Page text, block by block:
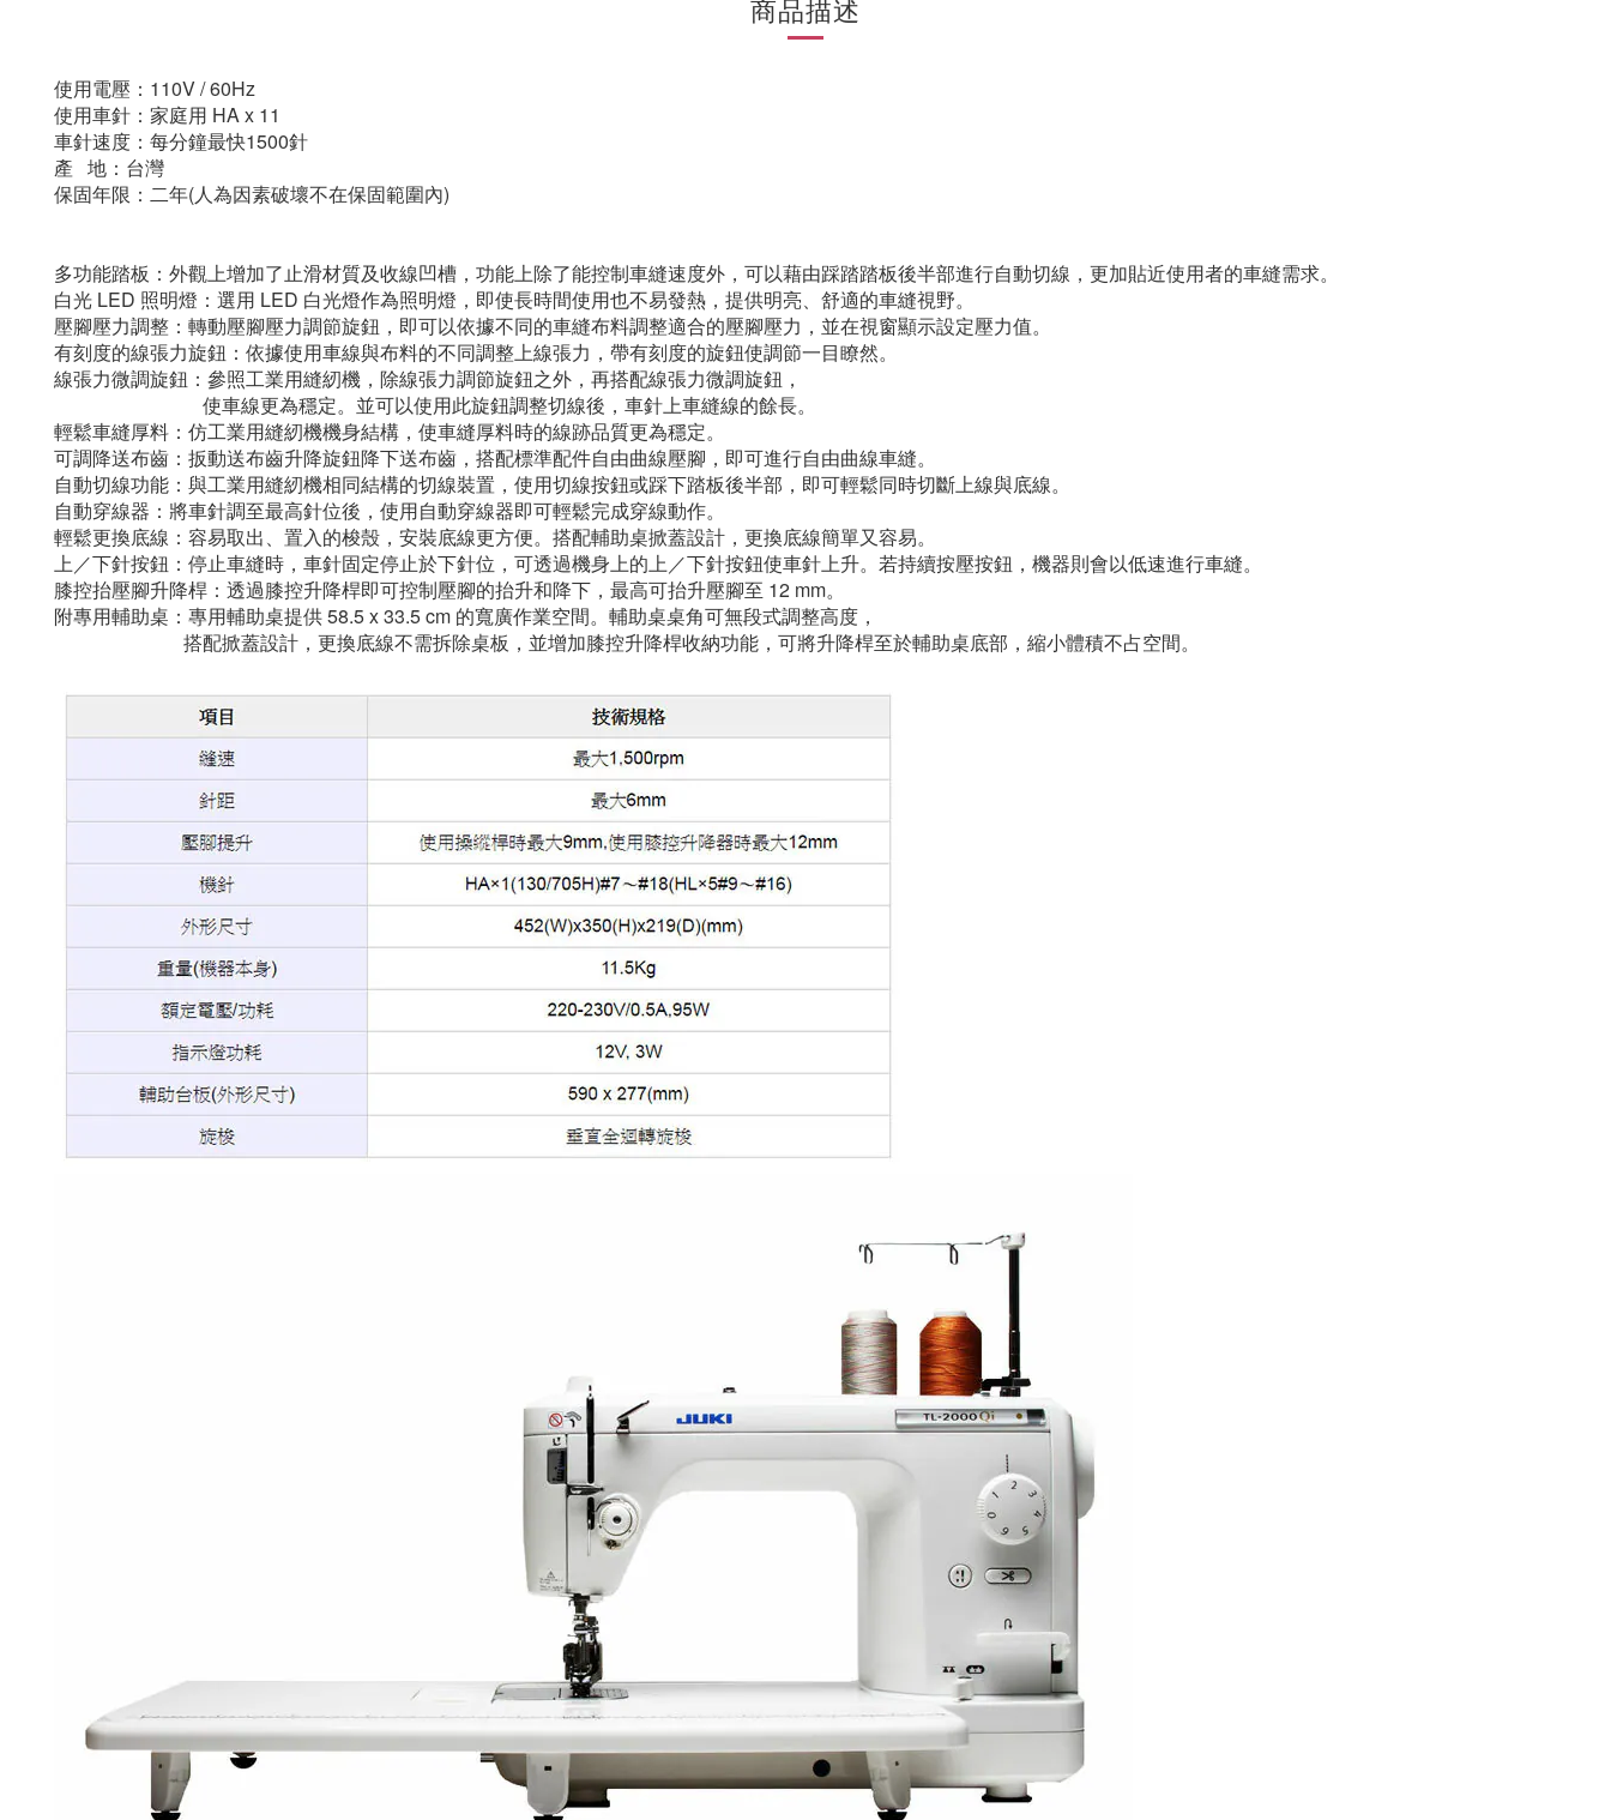
商品描述
使用電壓：110V / 60Hz
使用車針：家庭用 HA x 11
車針速度：每分鐘最快1500針
產 地：台灣
保固年限：二年(人為因素破壞不在保固範圍內)
多功能踏板：外觀上增加了止滑材質及收線凹槽，功能上除了能控制車縫速度外，可以藉由踩踏踏板後半部進行自動切線，更加貼近使用者的車縫需求。
白光 LED 照明燈：選用 LED 白光燈作為照明燈，即使長時間使用也不易發熱，提供明亮、舒適的車縫視野。
壓腳壓力調整：轉動壓腳壓力調節旋鈕，即可以依據不同的車縫布料調整適合的壓腳壓力，並在視窗顯示設定壓力值。
有刻度的線張力旋鈕：依據使用車線與布料的不同調整上線張力，帶有刻度的旋鈕使調節一目瞭然。
線張力微調旋鈕：參照工業用縫紉機，除線張力調節旋鈕之外，再搭配線張力微調旋鈕，
使車線更為穩定。並可以使用此旋鈕調整切線後，車針上車縫線的餘長。
輕鬆車縫厚料：仿工業用縫紉機機身結構，使車縫厚料時的線跡品質更為穩定。
可調降送布齒：扳動送布齒升降旋鈕降下送布齒，搭配標準配件自由曲線壓腳，即可進行自由曲線車縫。
自動切線功能：與工業用縫紉機相同結構的切線裝置，使用切線按鈕或踩下踏板後半部，即可輕鬆同時切斷上線與底線。
自動穿線器：將車針調至最高針位後，使用自動穿線器即可輕鬆完成穿線動作。
輕鬆更換底線：容易取出、置入的梭殼，安裝底線更方便。搭配輔助桌掀蓋設計，更換底線簡單又容易。
上／下針按鈕：停止車縫時，車針固定停止於下針位，可透過機身上的上／下針按鈕使車針上升。若持續按壓按鈕，機器則會以低速進行車縫。
膝控抬壓腳升降桿：透過膝控升降桿即可控制壓腳的抬升和降下，最高可抬升壓腳至 12 mm。
附專用輔助桌：專用輔助桌提供 58.5 x 33.5 cm 的寬廣作業空間。輔助桌桌角可無段式調整高度，
搭配掀蓋設計，更換底線不需拆除桌板，並增加膝控升降桿收納功能，可將升降桿至於輔助桌底部，縮小體積不占空間。